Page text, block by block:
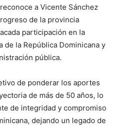
a Vicente Sánchez
de la provincia
participación en la
de la República Dominicana y
pública.
de ponderar los aportes
de más de 50 años, lo
de integridad y compromiso
dejando un legado de